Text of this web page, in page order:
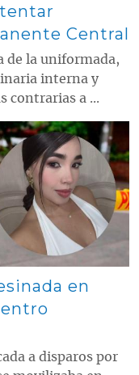
Central
de la uniformada,
interna y
contrarias a ...
en
a disparos por